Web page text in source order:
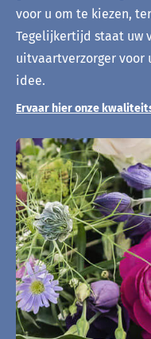
voor u om te kiezen,
Tegelijkertijd staat uw
uitvaartverzorger voor
idee.
Ervaar hier onze